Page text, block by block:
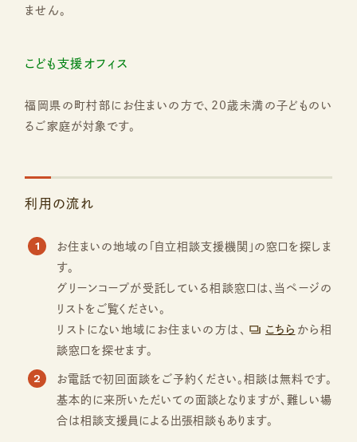
ません。
こども支援オフィス
福岡県の町村部にお住まいの方で、20歳未満の子どものい
るご家庭が対象です。
利用の流れ
1
お住まいの地域の「自立相談支援機関」の窓口を探しま
す。
グリーンコープが受託している相談窓口は、当ページの
リストをご覧ください。
リストにない地域にお住まいの方は、
こちら から相
談窓口を探せます。
2
お電話で初回面談をご予約ください。相談は無料です。
基本的に来所いただいての面談となりますが、難しい場
合は相談支援員による出張相談もあります。